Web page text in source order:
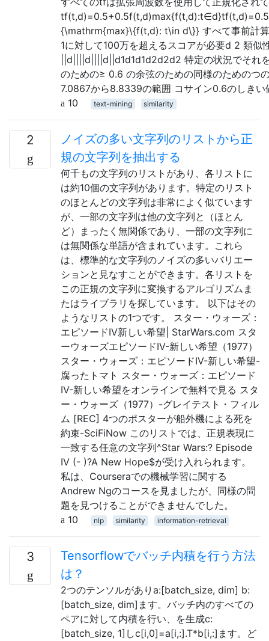
{\mathrm{max}\{f(t,d): t\in d\}} すべて事前計算
1に対して100万を超えるスコアが必要d 2 類似
||d||||d||||d||d1d1d1d2d2d2 特定の状況でそれ
のための≥ 0.6 の余弦のための同様のための
7.0867から8.8339の範囲 コサイン0.6のしき
10
text-mining similarity
2
ノイズの多い文字列のリストから正
規の文字列を抽出する
何千もの文字列のリストがあり、各リストに
は約10個の文字列があります。特定のリスト
のほとんどの文字列は非常によく似ています
が、一部の文字列は他の文字列と（ほとん
ど）まったく無関係であり、一部の文字列に
は無関係な単語が含まれています。これら
は、標準的な文字列のノイズの多いバリエー
ションと見なすことができます。各リストを
この正規の文字列に変換するアルゴリズムま
たはライブラリを探しています。 以下はその
ようなリストの1つです。 スター・ウォーズ：
エピソードIV新しい希望| StarWars.com スタ
ーウォーズエピソードIV-新しい希望（1977）
スター・ウォーズ：エピソードIV-新しい希望-
腐ったトマト スター・ウォーズ：エピソード
IV-新しい希望をオンラインで無料で見る スタ
ー・ウォーズ（1977）-グレイテスト・フィル
ム [REC] 4つのポスターが船外機による死を
約束-SciFiNow このリストでは、正規表現に
一致する任意の文字列^Star Wars:? Episode
IV (- )?A New Hope$が受け入れられます。
私は、Courseraでの機械学習に関する
Andrew Ngのコースを見ましたが、同様の問
題を見つけることができませんでした。
10
nlp similarity information-retrieval
3
Tensorflowでバッチ内積を行う方法
は？
2つのテンソルがありa:[batch_size, dim] b:
[batch_size, dim]ます。バッチ内のすべての
ペアに対して内積を行い、を生成c:
[batch_size, 1]しc[i,0]=a[i,:].T*b[i,:]ます。ど